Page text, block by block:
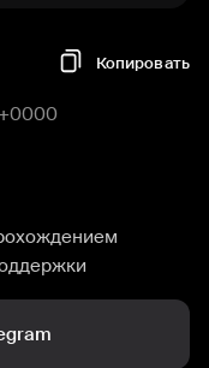
Копировать